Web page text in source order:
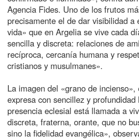
Agencia Fides. Uno de los frutos
precisamente el de dar visibilidad a
vida» que en Argelia se vive cada
sencilla y discreta: relaciones de
recíproca, cercanía humana y
cristianos y musulmanes».
La imagen del «grano de
expresa con sencillez y profundidad
presencia eclesial está llamada a
discreta, fraterna, orante, que no
sino la fidelidad evangélica»,